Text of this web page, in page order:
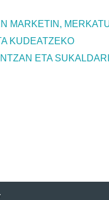
MARKETIN,
KUDEATZEKO
ETA